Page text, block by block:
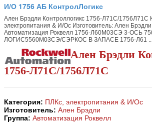
И/О 1756 АБ КонтролЛогикс
Ален Брэдли Контроллогикс 1756-Л71С/1756Л71С
электропитания & И/Ос Изготовитель: Ален
Автоматизация Роквелл 1756-Л60М03СЭ 3-ОСЬ
ЛОГИС5560М03СЭ/СЭРКОС В ЗАПАСЕ 1756-Л61
Ален Брэдли
1756-Л71С/1756Л71С
Категория: ПЛКс, электропитания & И/Ос
Изготовитель: Ален Брэдли
Группа: Автоматизация Роквелл